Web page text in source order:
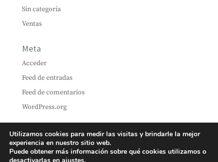
Sin categoría
Ventas
Meta
Acceder
Feed de entradas
Feed de comentarios
WordPress.org
Utilizamos cookies para medir las visitas y brindarle la mejor
experiencia en nuestro sitio web.
Puede obtener más información sobre qué cookies utilizamos o